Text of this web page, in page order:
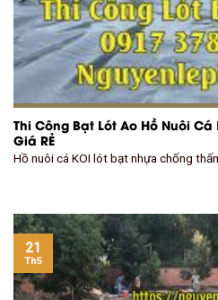
Thi Công Bạt Lót Ao Hồ Nuôi Cá
Giá RẺ
Hồ nuôi cá KOI lót bạt nhựa chống
21
Th5